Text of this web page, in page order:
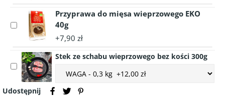
II
ekologiczny
15g
Select
accessory
do
mięsa
wieprzowego
EKO
Przyprawa do mięsa wieprzowego EKO
40g
+7,90 zł
Select
accessory
Stek
Stek ze schabu wieprzowego bez kości 300g
accessory
variant
Udostępnij